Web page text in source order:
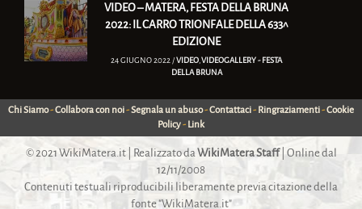
VIDEO – MATERA, FESTA DELLA BRUNA
2022: IL CARRO TRIONFALE DELLA 633^
EDIZIONE
24 GIUGNO 2022 /VIDEO ,VIDEOGALLERY - FESTA
DELLA BRUNA
Chi Siamo-Collabora con noi-Segnala un abuso-Contattaci- Ringraziamenti-Cookie
Policy- Link
© 2021 WikiMatera.it| Realizzato da WikiMatera Staff| Online dal
12/11/2008
Contenuti testuali riproducibili liberamente previa citazione della
fonte "WikiMatera.it"